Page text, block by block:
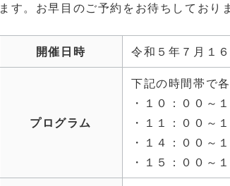
ます。お早目のご予約をお待ちしており
開催日時 令和５年７月１
プログラム
下記の時間帯で
・１０：００～
・１１：００～
・１４：００～
・１５：００～